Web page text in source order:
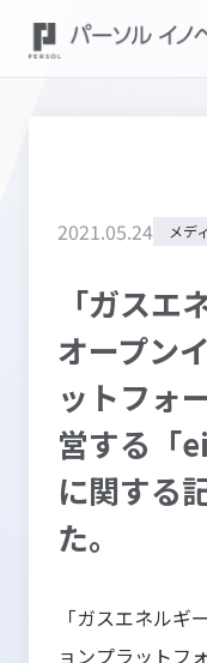
2021.05.24 メデ
「ガスエ
オープン
ットフォ
営する「
に関する
た。
「ガスエネルギ
ョンプラットフ